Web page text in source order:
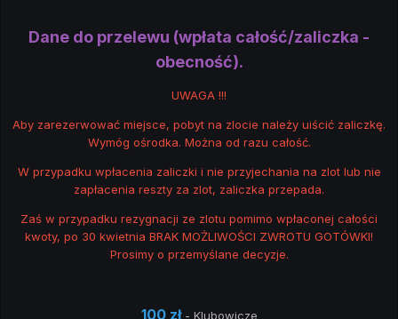
Dane do przelewu (wpłata całość/zaliczka -
obecność).
UWAGA !!!
Aby zarezerwować miejsce, pobyt na zlocie należy uiścić zaliczkę.
Wymóg ośrodka. Można od razu całość.
W przypadku wpłacenia zaliczki i nie przyjechania na zlot lub nie
zapłacenia reszty za zlot, zaliczka przepada.
Zaś w przypadku rezygnacji ze zlotu pomimo wpłaconej całości
kwoty, po 30 kwietnia BRAK MOŻLIWOŚCI ZWROTU GOTÓWKI!
Prosimy o przemyślane decyzje.
100 zł- Klubowicze